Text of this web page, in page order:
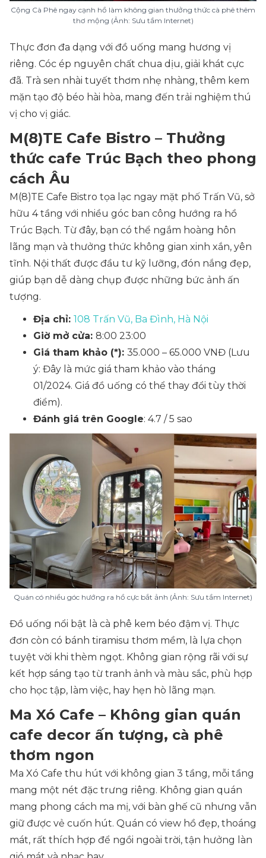
Cộng Cà Phê ngay cạnh hồ làm không gian thưởng thức cà phê thêm
thơ mộng (Ảnh: Sưu tầm Internet)
Thực đơn đa dạng với đồ uống mang hương vị
riêng. Cóc ép nguyên chất chua dịu, giải khát cực
đã. Trà sen nhài tuyết thơm nhẹ nhàng, thêm kem
mặn tạo độ béo hài hòa, mang đến trải nghiệm thú
vị cho vị giác.
M(8)TE Cafe Bistro – Thưởng
thức cafe Trúc Bạch theo phong
cách Âu
M(8)TE Cafe Bistro tọa lạc ngay mặt phố Trấn Vũ, sở
hữu 4 tầng với nhiều góc ban công hướng ra hồ
Trúc Bạch. Từ đây, bạn có thể ngắm hoàng hôn
lãng mạn và thưởng thức không gian xinh xắn, yên
tĩnh. Nội thất được đầu tư kỹ lưỡng, đón nắng đẹp,
giúp bạn dễ dàng chụp được những bức ảnh ấn
tượng.
Địa chỉ: 108 Trấn Vũ, Ba Đình, Hà Nội
Giờ mở cửa: 8:00 23:00
Giá tham khảo (*): 35.000 – 65.000 VNĐ (Lưu
ý: Đây là mức giá tham khảo vào tháng
01/2024. Giá đồ uống có thể thay đổi tùy thời
điểm).
Đánh giá trên Google: 4.7 / 5 sao
Quán có nhiều góc hướng ra hồ cực bắt ảnh (Ảnh: Sưu tầm Internet)
Đồ uống nổi bật là cà phê kem béo đậm vị. Thực
đơn còn có bánh tiramisu thơm mềm, là lựa chọn
tuyệt vời khi thèm ngọt. Không gian rộng rãi với sự
kết hợp sáng tạo từ tranh ảnh và màu sắc, phù hợp
cho học tập, làm việc, hay hẹn hò lãng mạn.
Ma Xó Cafe – Không gian quán
cafe decor ấn tượng, cà phê
thơm ngon
Ma Xó Cafe thu hút với không gian 3 tầng, mỗi tầng
mang một nét đặc trưng riêng. Không gian quán
mang phong cách ma mị, với bàn ghế cũ nhưng vẫn
giữ được vẻ cuốn hút. Quán có view hồ đẹp, thoáng
mát, rất thích hợp để ngồi ngoài trời, tận hưởng làn